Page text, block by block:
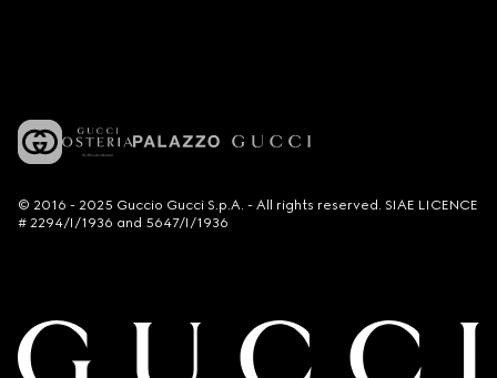
© 2016 - 2025 Guccio Gucci S.p.A. - All rights reserved. SIAE LICENCE
# 2294/I/1936 and 5647/I/1936